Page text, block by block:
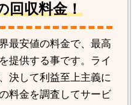
回収料金！
最安値の料金で、最高
提供する事です。ライ
決して利益至上主義に
料金を調査してサービ